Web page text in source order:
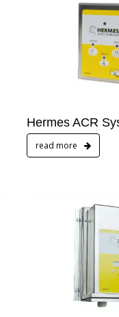
Hermes ACR
read more